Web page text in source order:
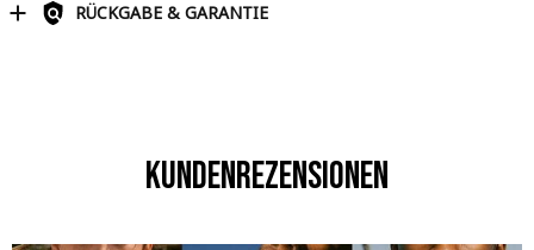
RÜCKGABE & GARANTIE
Kundenrezensionen